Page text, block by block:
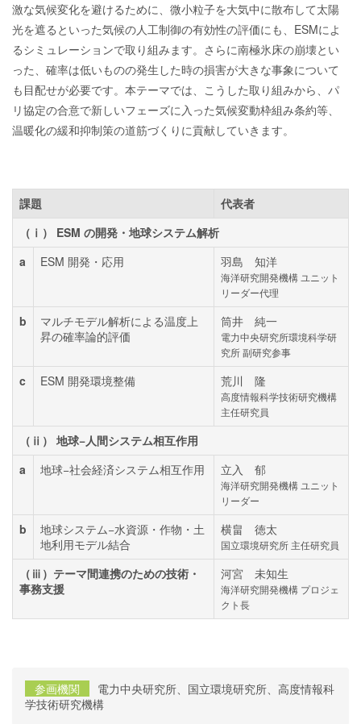
激な気候変化を避けるために、微小粒子を大気中に散布して太陽
光を遮るといった気候の人工制御の有効性の評価にも、ESMによ
るシミュレーションで取り組みます。さらに南極氷床の崩壊とい
った、確率は低いものの発生した時の損害が大きな事象について
も目配せが必要です。本テーマでは、こうした取り組みから、パ
リ協定の合意で新しいフェーズに入った気候変動枠組み条約等、
温暖化の緩和抑制策の道筋づくりに貢献していきます。
課題
代表者
（ⅰ） ESM の開発・地球システム解析
a
ESM 開発・応用 羽島 知洋
海洋研究開発機構 ユニット
リーダー代理
b
マルチモデル解析による温度上
昇の確率論的評価
筒井 純一
電力中央研究所環境科学研
究所 副研究参事
c ESM 開発環境整備 荒川 隆
高度情報科学技術研究機構
主任研究員
（ⅱ） 地球−人間システム相互作用
a
地球−社会経済システム相互作用 立入 郁
海洋研究開発機構 ユニット
リーダー
b
地球システム−水資源・作物・土
地利用モデル結合
横畠 徳太
国立環境研究所 主任研究員
（ⅲ）テーマ間連携のための技術・
事務支援
河宮 未知生
海洋研究開発機構 プロジェ
クト長
参画機関
電力中央研究所、国立環境研究所、高度情報科
学技術研究機構